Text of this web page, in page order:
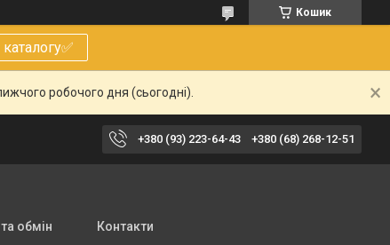
Кошик
робочого дня (сьогодні).
+380 (93) 223-64-43 +380 (68) 268-12-51
обмін Контакти